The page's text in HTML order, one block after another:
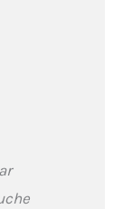
Une
de
débit de
15,9
une